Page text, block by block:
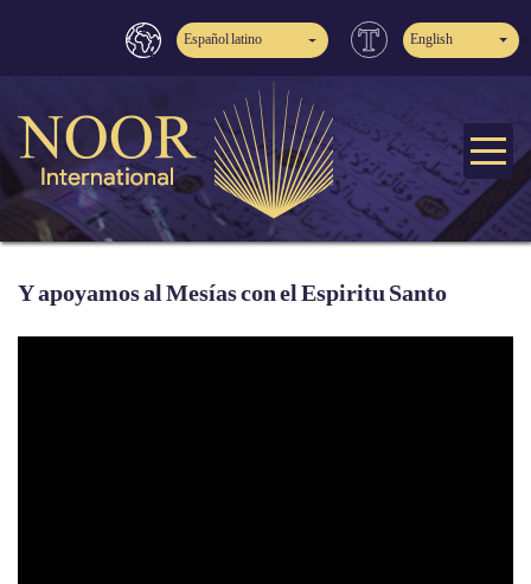
Español latino English
Y apoyamos al Mesías con el Espiritu Santo